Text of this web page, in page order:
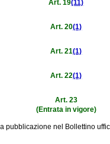
Art. 19(11)
Art. 20(1)
Art. 21(1)
Art. 22(1)
Art. 23
(Entrata in vigore)
pubblicazione nel Bollettino